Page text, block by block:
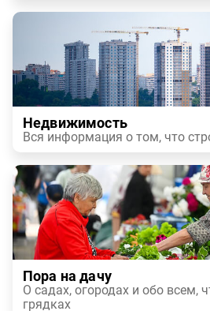
Недвижимость
Вся информация о том, что
Пора на дачу
О садах, огородах и обо всем,
грядках